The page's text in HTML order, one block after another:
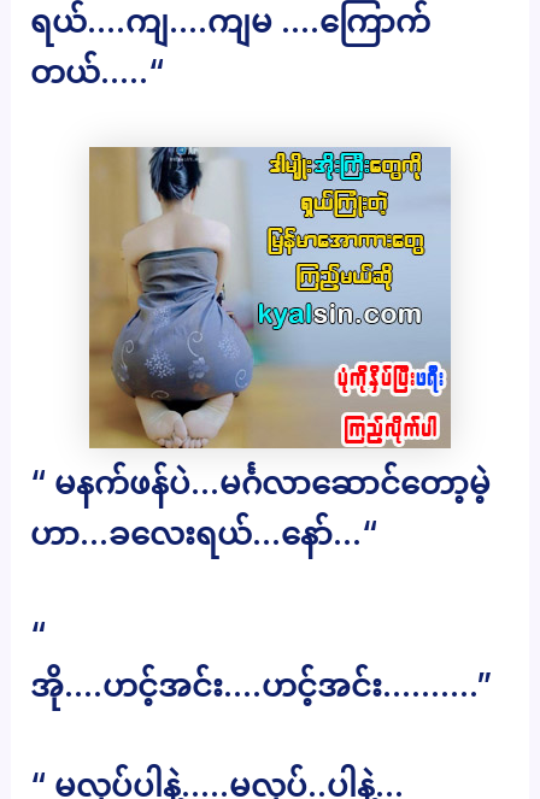
ရယ်….ကျ….ကျမ ….ကြောက်
တယ်…..“
“ မနက်ဖန်ပဲ…မင်္ဂလာဆောင်တော့မဲ့
ဟာ…ခလေးရယ်…နော်…“
“
အို….ဟင့်အင်း….ဟင့်အင်း……….”
“ မလုပ်ပါနဲ့…..မလုပ်..ပါနဲ့…